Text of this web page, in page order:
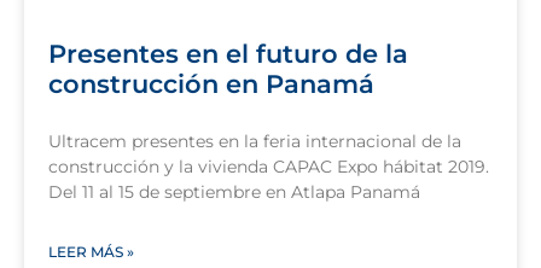
Presentes en el futuro de la
construcción en Panamá
Ultracem presentes en la feria internacional de la
construcción y la vivienda CAPAC Expo hábitat 2019.
Del 11 al 15 de septiembre en Atlapa Panamá
LEER MÁS »